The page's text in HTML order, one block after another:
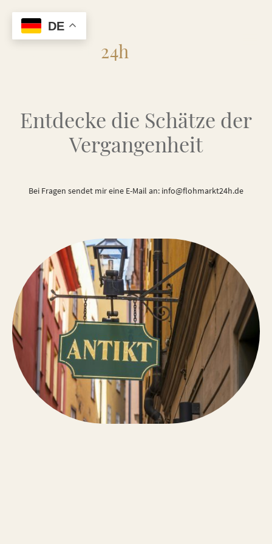
24h
Entdecke die Schätze der
Vergangenheit
Bei Fragen sendet mir eine E-Mail an: info@flohmarkt24h.de
DE